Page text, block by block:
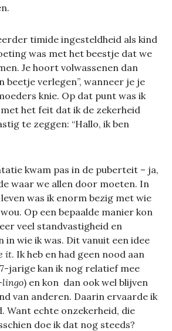
timide ingesteldheid als kind
was met het beestje dat we
Je hoort volwassenen dan
beetje verlegen”, wanneer je je
knie. Op dat punt was ik
het feit dat ik de zekerheid
te zeggen: “Hallo, ik ben
kwam pas in de puberteit – ja,
waar we allen door moeten. In
was ik enorm bezig met wie
Op een bepaalde manier kon
veel standvastigheid en
in wie ik was. Dit vanuit een idee
it. Ik heb en had geen nood aan
jarige kan ik nog relatief mee
lingo) en kon dan ook wel blijven
van anderen. Daarin ervaarde ik
Want echte onzekerheid, die
doe ik dat nog steeds?